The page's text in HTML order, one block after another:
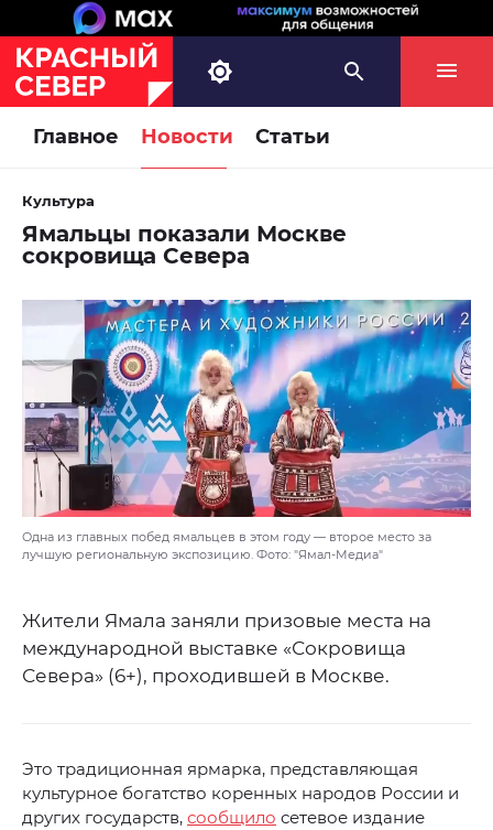
Главное Новости Статьи
Культура
Ямальцы показали Москве
сокровища Севера
Одна из главных побед ямальцев в этом году — второе место за
лучшую региональную экспозицию. Фото: "Ямал-Медиа"
Жители Ямала заняли призовые места на
международной выставке «Сокровища
Севера» (6+), проходившей в Москве.
Это традиционная ярмарка, представляющая
культурное богатство коренных народов России и
других государств, сообщило сетевое издание